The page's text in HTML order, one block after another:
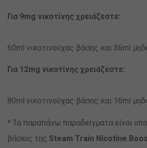
Για 9mg νικοτίνης χρειάζεστε:
60ml νικοτινούχας βάσης και 36ml
Για 12mg νικοτίνης χρειάζεστε:
80ml νικοτινούχας βάσης και 16ml
* Τα παραπάνω παραδείγματα είναι
βάσεις της Steam Train Nicotine